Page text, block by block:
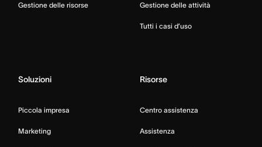
Gestione delle risorse Gestione delle attività
Tutti i casi d’uso
Soluzioni
Piccola impresa
Marketing
Risorse
Centro assistenza
Assistenza